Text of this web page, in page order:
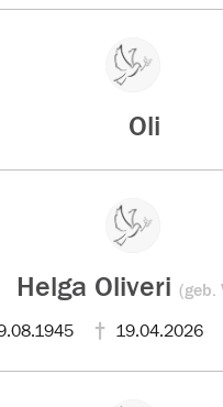
Oli
Helga Oliveri (geb.
19.04.2026